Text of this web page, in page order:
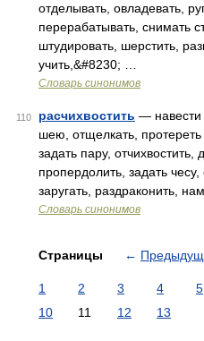
отделывать, овладевать,
перерабатывать, снимать
штудировать, шерстить,
учить,&#8230; …
Словарь синонимов
110 расчихвостить — навести
шею, отщелкать, протереть
задать пару,
пропердолить, задать чесу,
заругать, раздраконить,
Словарь синонимов
Страницы ←
1 2 3 4 5
10
11 12 13